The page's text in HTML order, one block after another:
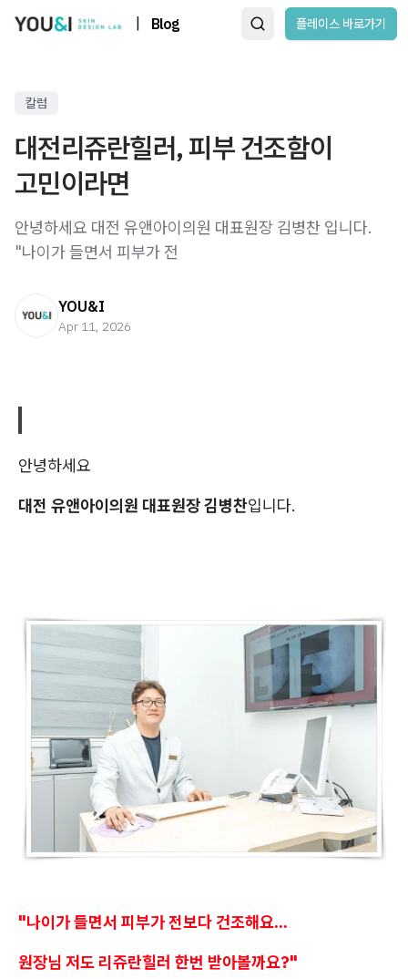
Blog 플레이스 바로가기
칼럼
대전리쥬란힐러, 피부 건조함이
고민이라면
안녕하세요 대전 유앤아이의원 대표원장 김병찬 입니다. ​ ​ ​
"나이가 들면서 피부가 전
YOU&I
Apr 11, 2026
안녕하세요
대전 유앤아이의원 대표원장 김병찬입니다.
"나이가 들면서 피부가 전보다 건조해요...
원장님 저도 리쥬란힐러 한번 받아볼까요?"